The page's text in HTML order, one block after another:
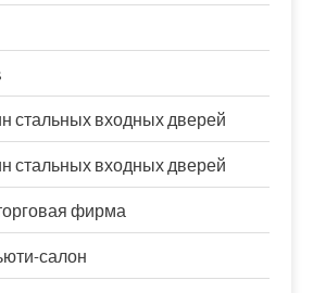
стальных входных дверей
стальных входных дверей
фирма
салон